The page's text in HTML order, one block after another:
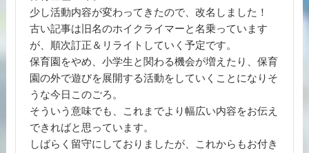
少し活動内容が変わってきたので、改名しました！
古い記事は旧名のホイクライマーと名乗っています
が、順次訂正＆リライトしていく予定です。
保育園をやめ、小学生と関わる機会が増えたり、保育
園の外で遊びを展開する活動をしていくことになりそ
うな今日このごろ。
そういう意味でも、これまでより幅広い内容をお伝え
できればと思っています。
しばらく留守にしておりましたが、これからもお付き